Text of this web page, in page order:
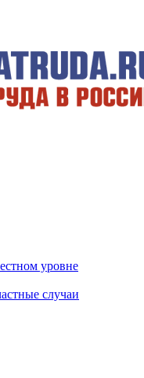
уровне
случаи